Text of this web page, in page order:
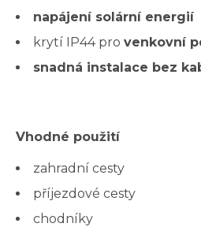
napájení solární energií
krytí IP44 pro venkovní
snadná instalace bez
Vhodné použití
zahradní cesty
příjezdové cesty
chodníky